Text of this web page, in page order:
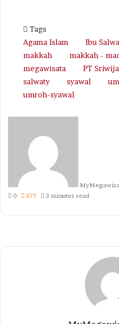
Tags
Agama Islam
Ibu
makkah
makkah -
megawisata
PT
salwaty
syawal
umroh-syawal
0 577 3 minutes read